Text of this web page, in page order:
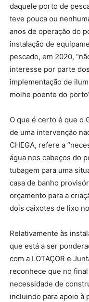
daquele porto de
teve pouca ou
anos de operação do
instalação de
pescado, em 2020,
interesse por parte
implementação de
molhe poente do
O que é certo é que o
de uma intervenção
CHEGA, refere a
água nos cabeços do
tubagem para uma
casa de banho
orçamento para a
dois caixotes de lixo
Relativamente às
que está a ser
com a LOTAÇOR e
reconhece que no
necessidade de
incluindo para apoio à